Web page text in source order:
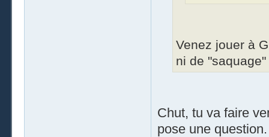
Venez jouer à
ni de
Chut, tu va faire
pose une question.